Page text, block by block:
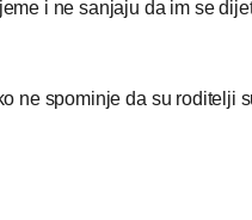
i ne sanjaju da im se
ne spominje da su roditelji